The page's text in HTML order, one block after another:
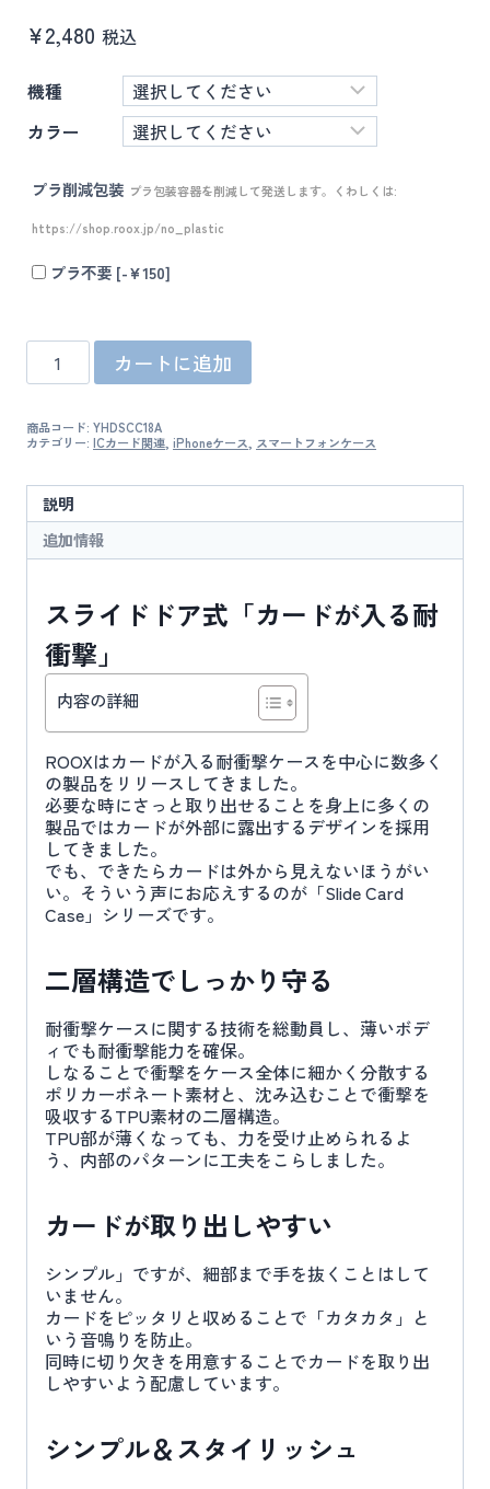
¥2,480 税込
機種
カラー
プラ削減包装 プラ包装容器を削減して発送します。くわしくは:
https://shop.roox.jp/no_plastic
プラ不要 [-¥150]
C-
TOOLS
ラ
イ
カ
ド
カートに追加
商品コード: YHDSCC18A
カテゴリー: ICカード関連, iPhoneケース, スマートフォンケース
説明
追加情報
スライドドア式「カードが入る耐
衝撃」
内容の詳細
ROOXはカードが入る耐衝撃ケースを中心に数多く
の製品をリリースしてきました。
必要な時にさっと取り出せることを身上に多くの
製品ではカードが外部に露出するデザインを採用
してきました。
でも、できたらカードは外から見えないほうがい
い。そういう声にお応えするのが「Slide Card
Case」シリーズです。
二層構造でしっかり守る
耐衝撃ケースに関する技術を総動員し、薄いボデ
ィでも耐衝撃能力を確保。
しなることで衝撃をケース全体に細かく分散する
ポリカーボネート素材と、沈み込むことで衝撃を
吸収するTPU素材の二層構造。
TPU部が薄くなっても、力を受け止められるよ
う、内部のパターンに工夫をこらしました。
カードが取り出しやすい
シンプル」ですが、細部まで手を抜くことはして
いません。
カードをピッタリと収めることで「カタカタ」と
いう音鳴りを防止。
同時に切り欠きを用意することでカードを取り出
しやすいよう配慮しています。
シンプル＆スタイリッシュ